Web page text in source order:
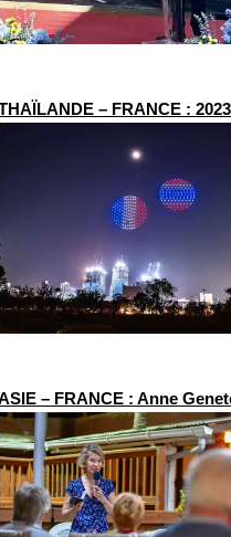
– FRANCE :
– FRANCE : Anne